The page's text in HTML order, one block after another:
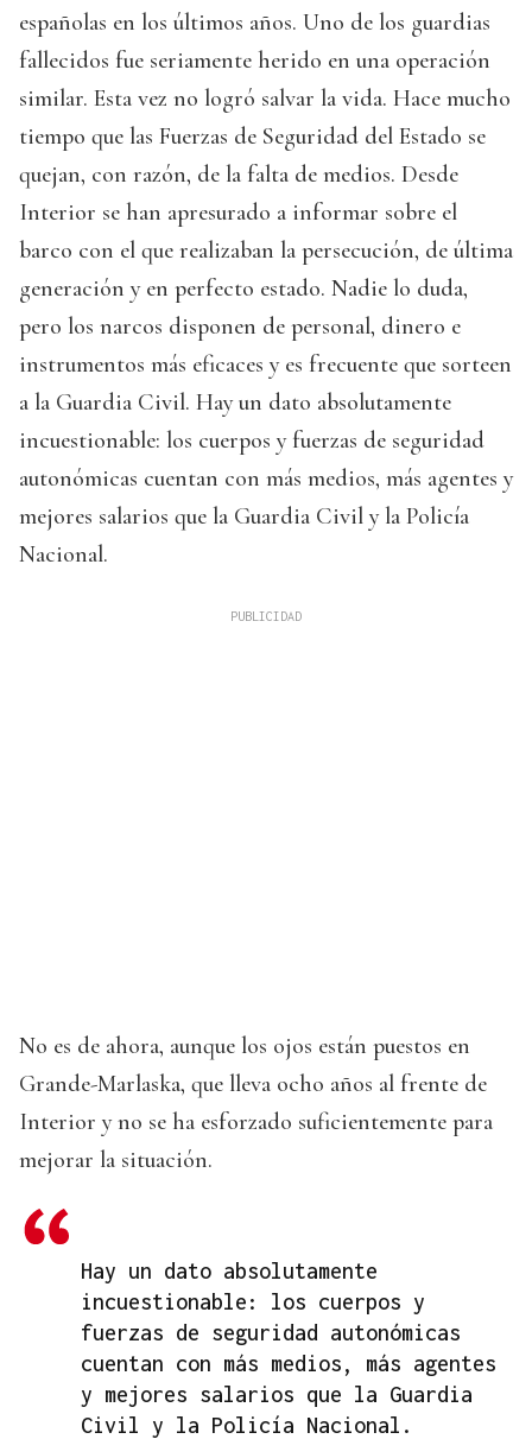
españolas en los últimos años. Uno de los guardias
fallecidos fue seriamente herido en una operación
similar. Esta vez no logró salvar la vida. Hace mucho
tiempo que las Fuerzas de Seguridad del Estado se
quejan, con razón, de la falta de medios. Desde
Interior se han apresurado a informar sobre el
barco con el que realizaban la persecución, de última
generación y en perfecto estado. Nadie lo duda,
pero los narcos disponen de personal, dinero e
instrumentos más eficaces y es frecuente que sorteen
a la Guardia Civil. Hay un dato absolutamente
incuestionable: los cuerpos y fuerzas de seguridad
autonómicas cuentan con más medios, más agentes y
mejores salarios que la Guardia Civil y la Policía
Nacional.
No es de ahora, aunque los ojos están puestos en
Grande-Marlaska, que lleva ocho años al frente de
Interior y no se ha esforzado suficientemente para
mejorar la situación.
Hay un dato absolutamente
incuestionable: los cuerpos y
fuerzas de seguridad autonómicas
cuentan con más medios, más agentes
y mejores salarios que la Guardia
Civil y la Policía Nacional.